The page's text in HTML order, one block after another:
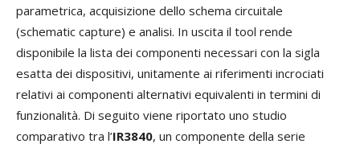
parametrica, acquisizione dello schema circuitale
(schematic capture) e analisi. In uscita il tool rende
disponibile la lista dei componenti necessari con la sigla
esatta dei dispositivi, unitamente ai riferimenti incrociati
relativi ai componenti alternativi equivalenti in termini di
funzionalità. Di seguito viene riportato uno studio
comparativo tra l’IR3840, un componente della serie